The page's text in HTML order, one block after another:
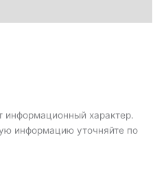
информационный характер.
информацию уточняйте по